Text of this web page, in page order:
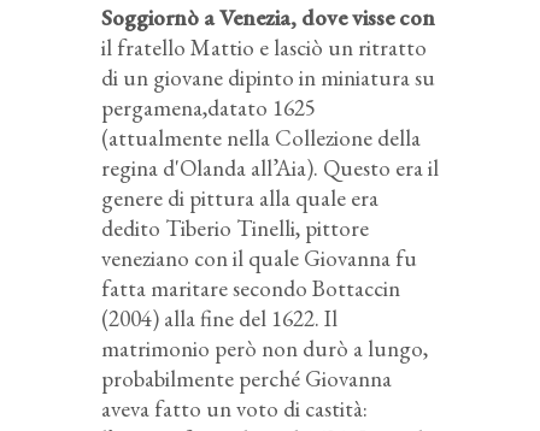
Soggiornò a Venezia, dove visse con
il fratello Mattio e lasciò un ritratto
di un giovane dipinto in miniatura su
pergamena,datato 1625
(attualmente nella Collezione della
regina d'Olanda all’Aia). Questo era il
genere di pittura alla quale era
dedito Tiberio Tinelli, pittore
veneziano con il quale Giovanna fu
fatta maritare secondo Bottaccin
(2004) alla fine del 1622. Il
matrimonio però non durò a lungo,
probabilmente perché Giovanna
aveva fatto un voto di castità: